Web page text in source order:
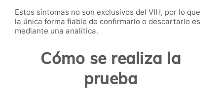
Estos síntomas no son exclusivos del VIH, por lo que
la única forma fiable de confirmarlo o descartarlo es
mediante una analítica.
Cómo se realiza la
prueba